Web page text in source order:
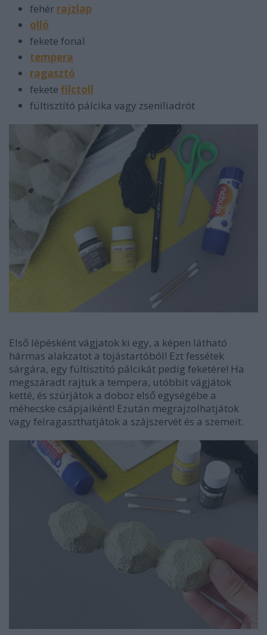
fehér rajzlap
olló
fekete fonal
tempera
ragasztó
fekete filctoll
fültisztító pálcika vagy zseníliadrót
Első lépésként vágjatok ki egy, a képen látható
hármas alakzatot a tojástartóból! Ezt fessétek
sárgára, egy fültisztító pálcikát pedig feketére! Ha
megszáradt rajtuk a tempera, utóbbit vágjátok
ketté, és szúrjátok a doboz első egységébe a
méhecske csápjaiként! Ezután megrajzolhatjátok
vagy felragaszthatjátok a szájszervét és a szemeit.